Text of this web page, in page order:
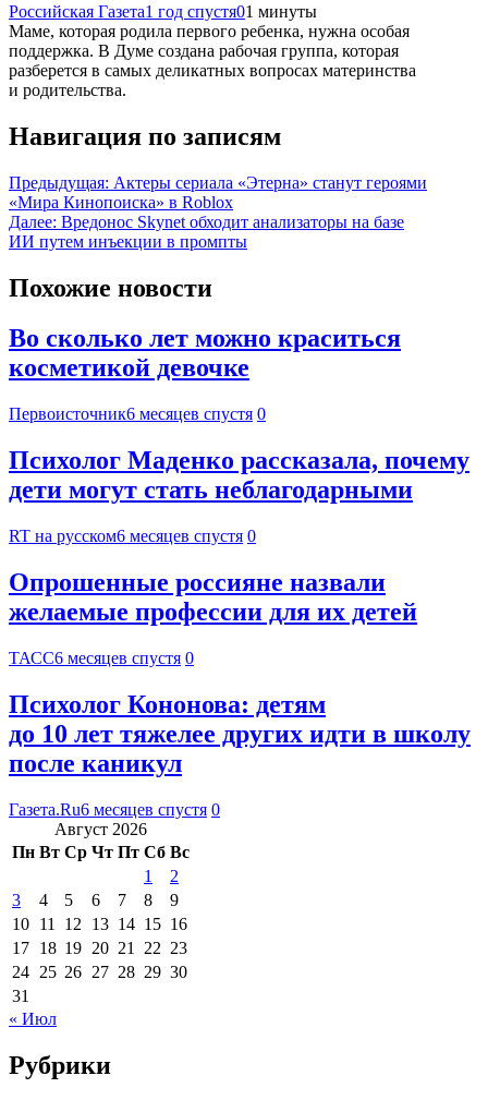
Российская Газета1 год спустя01 минуты
Маме, которая родила первого ребенка, нужна особая
поддержка. В Думе создана рабочая группа, которая
разберется в самых деликатных вопросах материнства
и родительства.
Навигация по записям
Предыдущая: Актеры сериала «Этерна» станут героями
«Мира Кинопоиска» в Roblox
Далее: Вредонос Skynet обходит анализаторы на базе
ИИ путем инъекции в промпты
Похожие новости
Во сколько лет можно краситься
косметикой девочке
Первоисточник6 месяцев спустя 0
Психолог Маденко рассказала, почему
дети могут стать неблагодарными
RT на русском6 месяцев спустя 0
Опрошенные россияне назвали
желаемые профессии для их детей
ТАСС6 месяцев спустя 0
Психолог Кононова: детям
до 10 лет тяжелее других идти в школу
после каникул
Газета.Ru6 месяцев спустя 0
Август 2026
Пн Вт Ср Чт Пт Сб Вс
1
2
3
4 5 6 7 8
9
10 11 12 13 14 15 16
17 18 19 20 21 22 23
24 25 26 27 28 29 30
31
« Июл
Рубрики